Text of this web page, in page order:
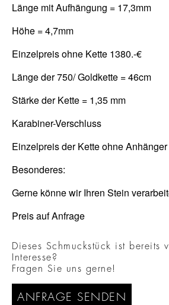
Länge mit Aufhängung = 17,3mm
Höhe = 4,7mm
Einzelpreis ohne Kette 1380.-€
Länge der 750/ Goldkette = 46cm
Stärke der Kette = 1,35 mm
Karabiner-Verschluss
Einzelpreis der Kette ohne
Besonderes:
Gerne könne wir Ihren Stein
Preis auf Anfrage
Dieses Schmuckstück ist bereits
Interesse?
Fragen Sie uns gerne!
ANFRAGE SENDEN